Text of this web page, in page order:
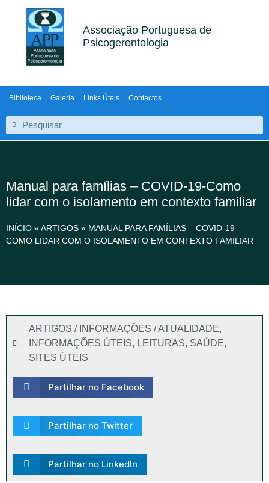
Associação Portuguesa de
Psicogerontologia
Biblioteca Galeria Links Úteis Contactos
Manual para famílias – COVID-19-Como
lidar com o isolamento em contexto familiar
INÍCIO »ARTIGOS » MANUAL PARA FAMÍLIAS – COVID-19-
COMO LIDAR COM O ISOLAMENTO EM CONTEXTO FAMILIAR
ARTIGOS / INFORMAÇÕES / ATUALIDADE,
INFORMAÇÕES ÚTEIS, LEITURAS, SAÚDE,
SITES ÚTEIS
Partilhar no Facebook
Partilhar no Twitter
Partilhar no LinkedIn